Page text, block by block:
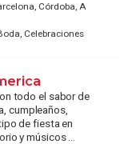
Córdoba, A
Celebraciones
todo el sabor de
cumpleaños,
de fiesta en
y músicos ...